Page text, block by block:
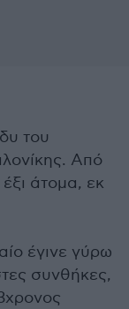
του
Από
άτομα, εκ
έγινε γύρω
συνθήκες,